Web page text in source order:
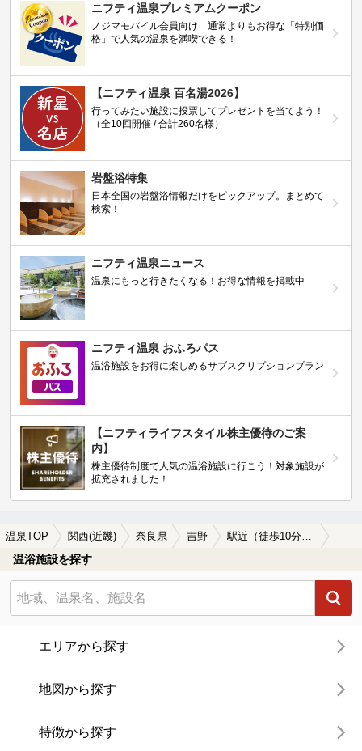
ニフティ温泉プレミアムクーポン
ノジマモバイル会員向け 通常よりもお得な「特別価
格」で人気の温泉を満喫できる！
【ニフティ温泉 百名湯2026】
行ってみたい施設に投票してプレゼントを当てよう！
（全10回開催 / 合計260名様）
岩盤浴特集
日本全国の岩盤浴情報だけをピックアップ。まとめて
検索！
ニフティ温泉ニュース
温泉にもっと行きたくなる！お得な情報を掲載中
ニフティ温泉 おふろパス
温浴施設をお得に楽しめるサブスクリプションプラン
【ニフティライフスタイル株主優待のご案
内】
株主優待制度で人気の温浴施設に行こう！対象施設が
拡充されました！
温泉TOP 関西(近畿) 奈良県 吉野 駅近（徒歩10分以内）の吉野の温泉、日帰り温泉、スーパー銭湯おすすめ
温浴施設を探す
エリアから探す
地図から探す
特徴から探す